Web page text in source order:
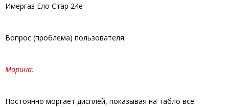
Имергаз Ело Стар 24е
Вопрос (проблема) пользователя:
Марина:
Постоянно моргает дисплей, показывая на табло все